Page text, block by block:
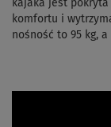
kajaka jest
komfortu i
nośność to 95 kg, a